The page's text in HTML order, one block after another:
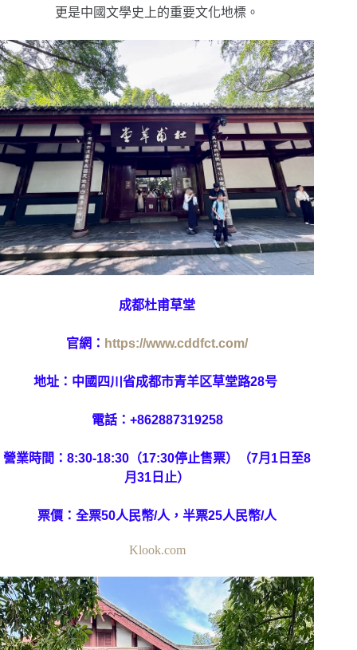
更是中國文學史上的重要文化地標。
成都杜甫草堂
官網： https://www.cddfct.com/
地址：中國四川省成都市青羊区草堂路28号
電話：+862887319258
營業時間：8:30-18:30（17:30停止售票）（7月1日至8
月31日止）
票價：全票50人民幣/人，半票25人民幣/人
Klook.com